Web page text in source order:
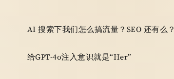
AI 搜索下我们怎么搞流量？SEO 还有么？
给GPT-4o注入意识就是“her”